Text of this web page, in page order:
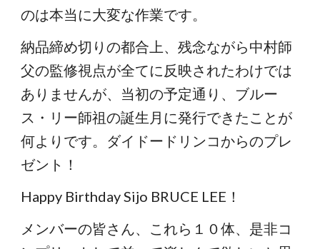
のは本当に大変な作業です。
納品締め切りの都合上、残念ながら中村師
父の監修視点が全てに反映されたわけでは
ありませんが、当初の予定通り、ブルー
ス・リー師祖の誕生月に発行できたことが
何よりです。ダイドードリンコからのプレ
ゼント！
Happy Birthday Sijo BRUCE LEE！
メンバーの皆さん、これら１０体、是非コ